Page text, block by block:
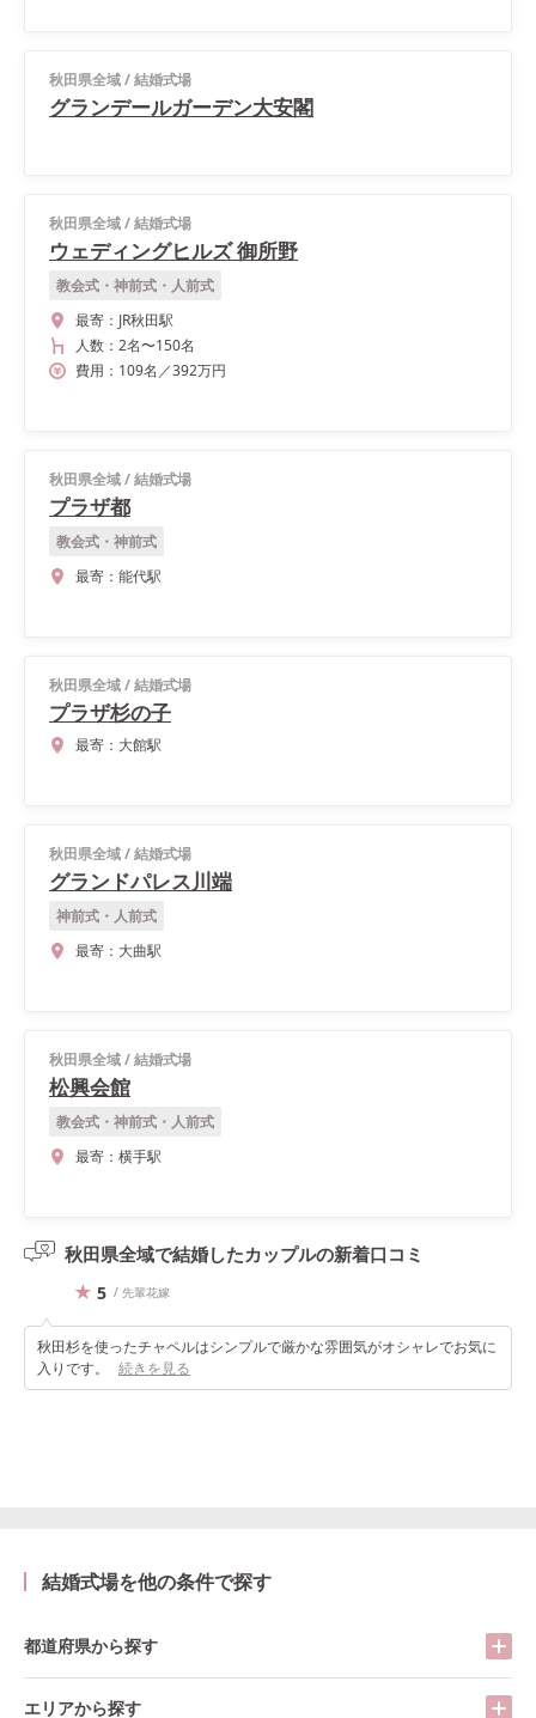
秋田県全域/結婚式場
グランデールガーデン大安閣
秋田県全域/結婚式場
ウェディングヒルズ 御所野
教会式・神前式・人前式
最寄： JR秋田駅
人数： 2名〜150名
費用： 109名 ／392万円
秋田県全域/結婚式場
プラザ都
教会式・神前式
最寄： 能代駅
秋田県全域/結婚式場
プラザ杉の子
最寄： 大館駅
秋田県全域/結婚式場
グランドパレス川端
神前式・人前式
最寄： 大曲駅
秋田県全域/結婚式場
松興会館
教会式・神前式・人前式
最寄： 横手駅
秋田県全域で結婚したカップルの新着口コミ
5 / 先輩花嫁
秋田杉を使ったチャペルはシンプルで厳かな雰囲気がオシャレでお気に
入りです。
続きを見る
結婚式場を他の条件で探す
都道府県から探す
エリアから探す